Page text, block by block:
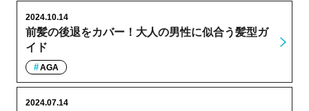
前髪の後退をカバー！大人の男性に似合う髪型ガ
イド
2024.10.14
AGA
2024.07.14